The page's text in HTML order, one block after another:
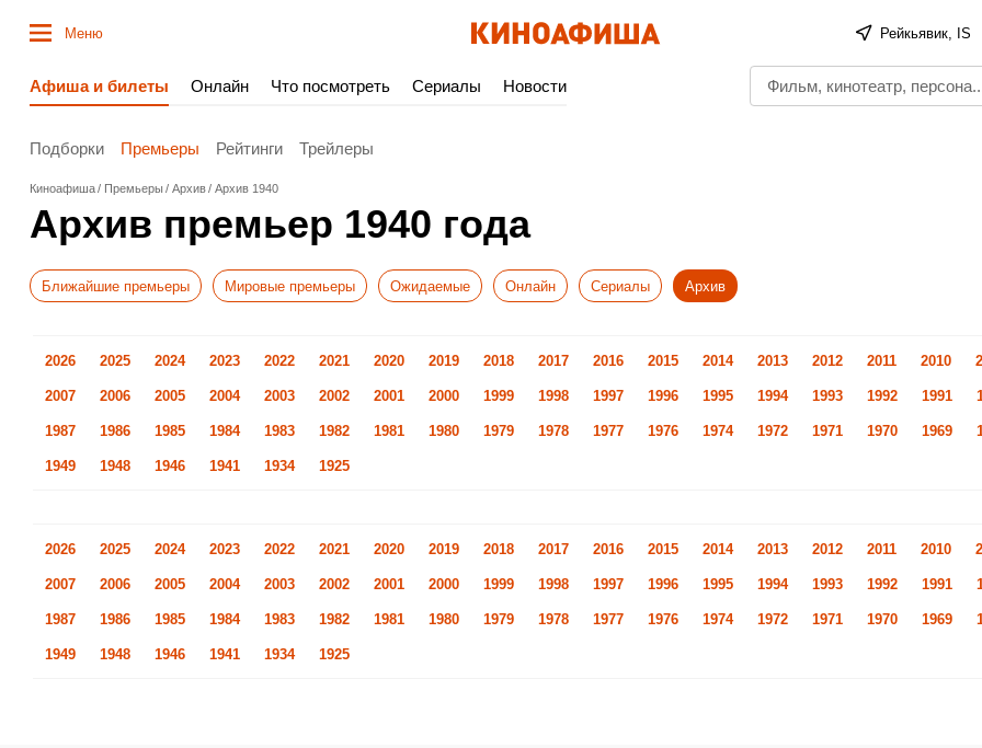
Меню Рейкьявик, IS
Афиша и билеты Онлайн Что посмотреть Сериалы Новости
Подборки Премьеры Рейтинги Трейлеры
Киноафиша Премьеры Архив Архив 1940
Архив премьер 1940 года
Ближайшие премьеры Мировые премьеры Ожидаемые Онлайн Сериалы Архив
2026 2025 2024 2023 2022 2021 2020 2019 2018 2017 2016 2015 2014 2013 2012 2011 2010
2007 2006 2005 2004 2003 2002 2001 2000 1999 1998 1997 1996 1995 1994 1993 1992 1991
1987 1986 1985 1984 1983 1982 1981 1980 1979 1978 1977 1976 1974 1972 1971 1970 1969
1949 1948 1946 1941 1934 1925
2026 2025 2024 2023 2022 2021 2020 2019 2018 2017 2016 2015 2014 2013 2012 2011 2010
2007 2006 2005 2004 2003 2002 2001 2000 1999 1998 1997 1996 1995 1994 1993 1992 1991
1987 1986 1985 1984 1983 1982 1981 1980 1979 1978 1977 1976 1974 1972 1971 1970 1969
1949 1948 1946 1941 1934 1925